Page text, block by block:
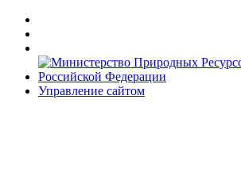
Управление сайтом